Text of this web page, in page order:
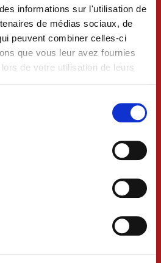
informations sur l'utilisation de
de médias sociaux, de
peuvent combiner celles-ci
que vous leur avez fournies
de votre utilisation de leurs
8h30-12h et 13h30-18h